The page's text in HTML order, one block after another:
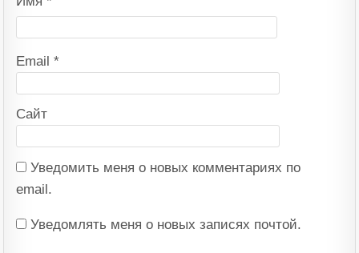
Email*
Сайт
Уведомить меня о новых комментариях по
email.
Уведомлять меня о новых записях почтой.